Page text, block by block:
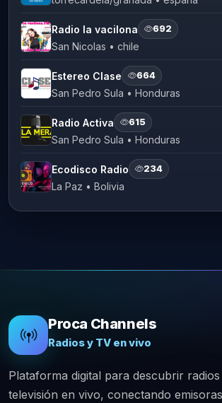
Radio la vacilona 692
San Nicolas • chile
Estereo Clase 664
San Pedro Sula • Honduras
Radio Activa 615
San Pedro Sula • Honduras
Ecodisco Radio 234
La Paz • Bolivia
Proca Channels
Radios y TV en vivo
Plataforma digital para descubrir
televisión en vivo, conectando